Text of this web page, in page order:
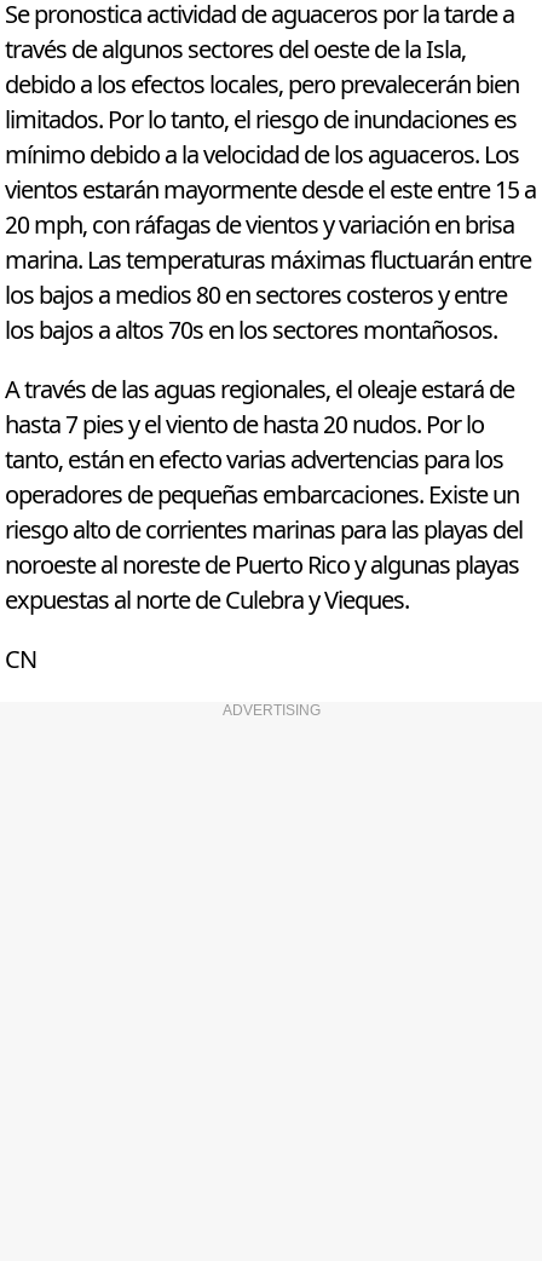
Se pronostica actividad de aguaceros por la tarde a
través de algunos sectores del oeste de la Isla,
debido a los efectos locales, pero prevalecerán bien
limitados. Por lo tanto, el riesgo de inundaciones es
mínimo debido a la velocidad de los aguaceros. Los
vientos estarán mayormente desde el este entre 15 a
20 mph, con ráfagas de vientos y variación en brisa
marina. Las temperaturas máximas fluctuarán entre
los bajos a medios 80 en sectores costeros y entre
los bajos a altos 70s en los sectores montañosos.
A través de las aguas regionales, el oleaje estará de
hasta 7 pies y el viento de hasta 20 nudos. Por lo
tanto, están en efecto varias advertencias para los
operadores de pequeñas embarcaciones. Existe un
riesgo alto de corrientes marinas para las playas del
noroeste al noreste de Puerto Rico y algunas playas
expuestas al norte de Culebra y Vieques.
CN
ADVERTISING